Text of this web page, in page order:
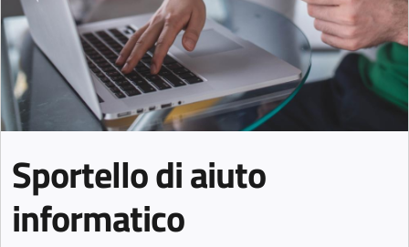
Sportello di aiuto
informatico